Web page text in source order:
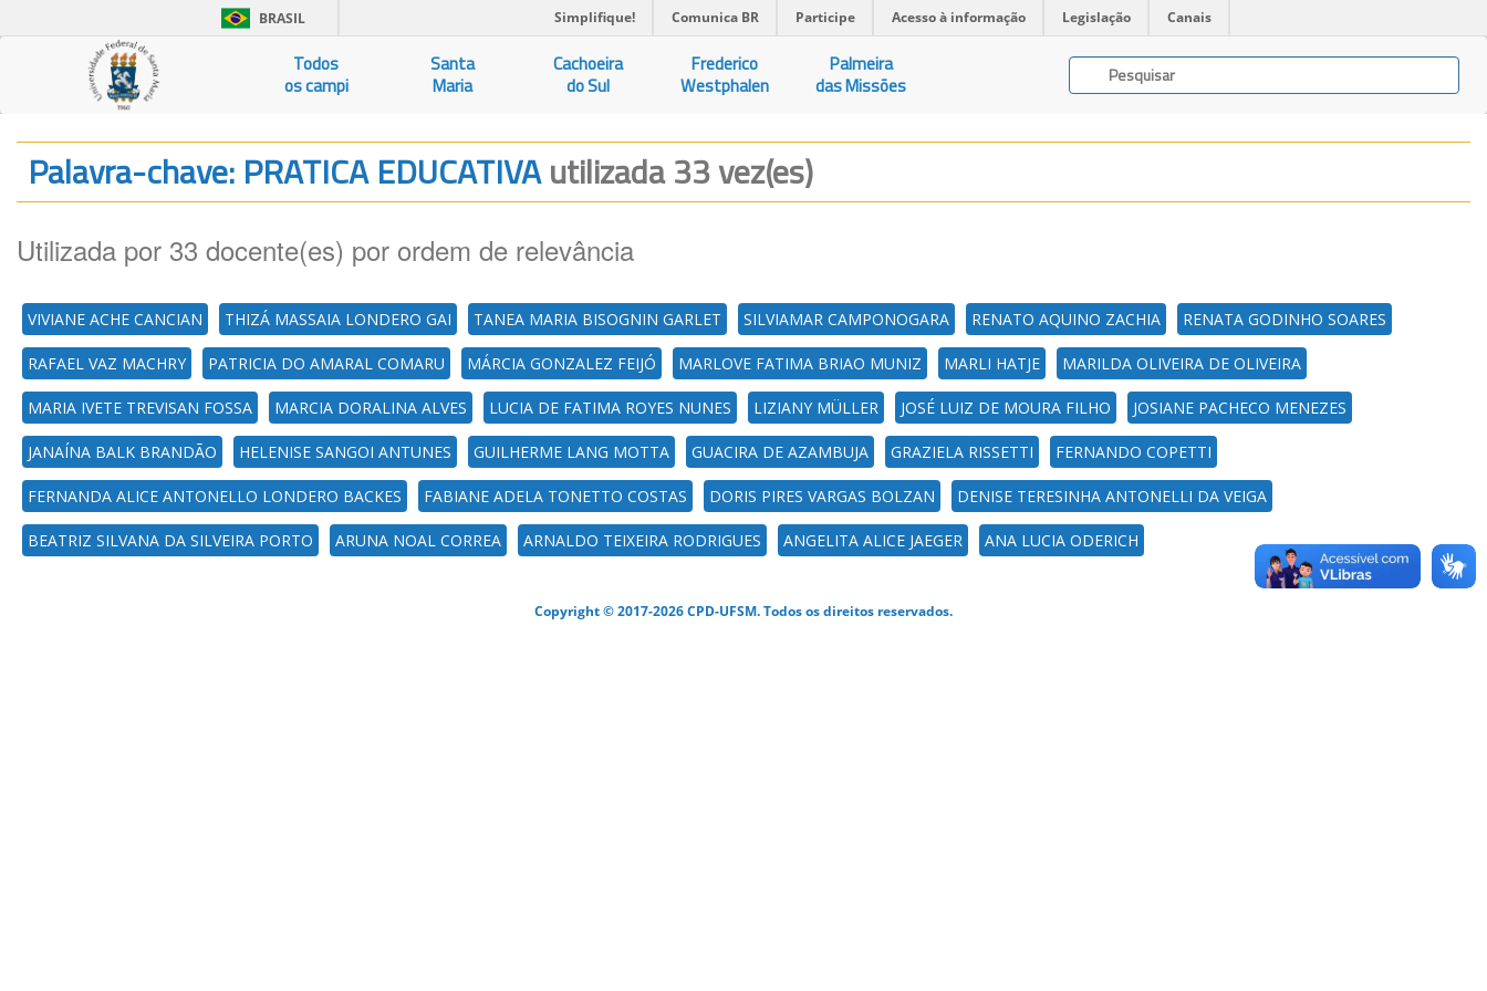
BRASIL Simplifique! Comunica BR Participe Acesso à informação Legislação Canais
Todos
os campi
Santa
Maria
Cachoeira
do Sul
Frederico
Westphalen
Palmeira
das Missões
Palavra-chave: PRATICA EDUCATIVAutilizada 33 vez(es)
Utilizada por 33 docente(es) por ordem de relevância
VIVIANE ACHE CANCIAN THIZÁ MASSAIA LONDERO GAI TANEA MARIA BISOGNIN GARLET SILVIAMAR CAMPONOGARA RENATO AQUINO ZACHIA RENATA GODINHO SOARES
RAFAEL VAZ MACHRY PATRICIA DO AMARAL COMARU MÁRCIA GONZALEZ FEIJÓ MARLOVE FATIMA BRIAO MUNIZ MARLI HATJE MARILDA OLIVEIRA DE OLIVEIRA
MARIA IVETE TREVISAN FOSSA MARCIA DORALINA ALVES LUCIA DE FATIMA ROYES NUNES LIZIANY MÜLLER JOSÉ LUIZ DE MOURA FILHO JOSIANE PACHECO MENEZES
JANAÍNA BALK BRANDÃO HELENISE SANGOI ANTUNES GUILHERME LANG MOTTA GUACIRA DE AZAMBUJA GRAZIELA RISSETTI FERNANDO COPETTI
FERNANDA ALICE ANTONELLO LONDERO BACKES FABIANE ADELA TONETTO COSTAS DORIS PIRES VARGAS BOLZAN DENISE TERESINHA ANTONELLI DA VEIGA
BEATRIZ SILVANA DA SILVEIRA PORTO ARUNA NOAL CORREA ARNALDO TEIXEIRA RODRIGUES ANGELITA ALICE JAEGER ANA LUCIA ODERICH
Copyright © 2017-2026 CPD-UFSM. Todos os direitos reservados.